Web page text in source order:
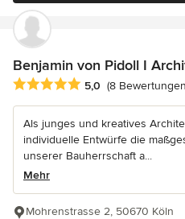
Benjamin von Pidoll I
Durchschnittliche Bewertung:
5,0 (8
Als junges und kreatives
individuelle Entwürfe die
unserer Bauherrschaft a...
Mehr
Mohrenstrasse 2, 50670 Köln